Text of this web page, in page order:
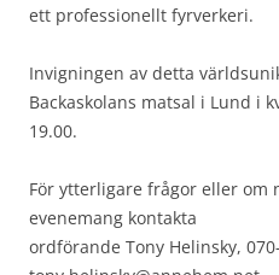
ett professionellt fyrverkeri.
Invigningen av detta
Backaskolans matsal i Lund i
19.00.
För ytterligare frågor eller om
evenemang kontakta
ordförande Tony Helinsky,